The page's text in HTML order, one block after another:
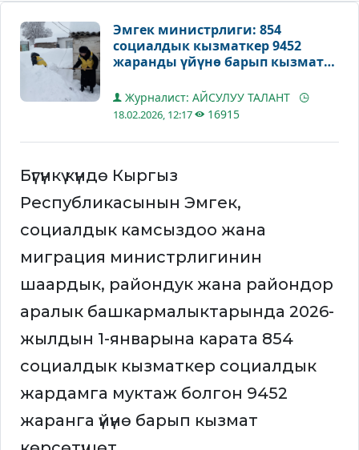
Эмгек министрлиги: 854
социалдык кызматкер 9452
жаранды үйүнө барып кызмат
Журналист: АЙСУЛУУ ТАЛАНТ
18.02.2026, 12:17 16915
Бүгүнкү күндө Кыргыз
Республикасынын Эмгек,
социалдык камсыздоо жана
миграция министрлигинин
шаардык, райондук жана райондор
аралык башкармалыктарында 2026-
жылдын 1-январына карата 854
социалдык кызматкер социалдык
жардамга муктаж болгон 9452
жаранга үйүнө барып кызмат